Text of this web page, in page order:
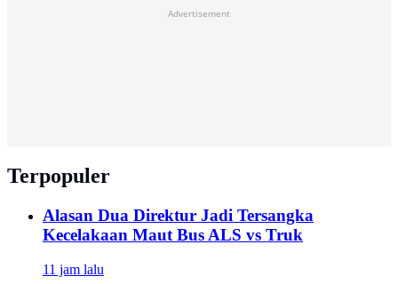
Advertisement
Terpopuler
Alasan Dua Direktur Jadi Tersangka
Kecelakaan Maut Bus ALS vs Truk
11 jam lalu